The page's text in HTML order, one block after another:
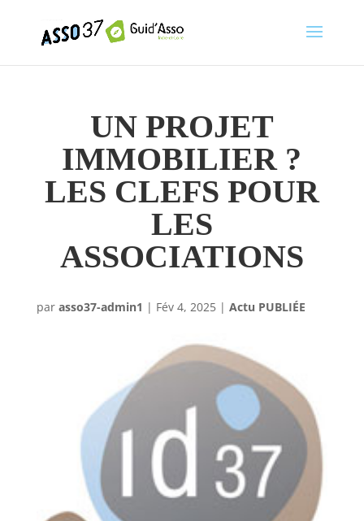
UN PROJET
IMMOBILIER ?
LES CLEFS POUR
LES
ASSOCIATIONS
par asso37-admin1 | Fév 4, 2025| Actu PUBLIÉE